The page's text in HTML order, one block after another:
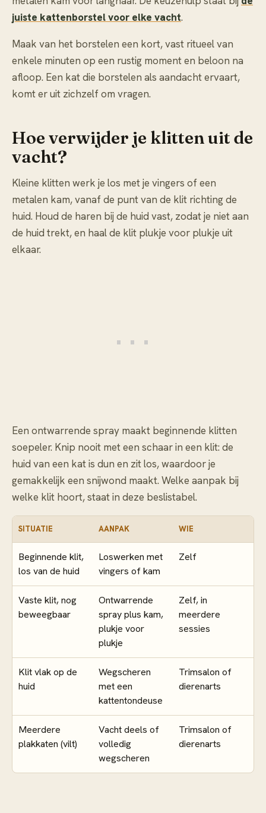
juiste kattenborstel voor elke vacht.
Maak van het borstelen een kort, vast ritueel van
enkele minuten op een rustig moment en beloon na
afloop. Een kat die borstelen als aandacht ervaart,
komt er uit zichzelf om vragen.
Hoe verwijder je klitten uit de
vacht?
Kleine klitten werk je los met je vingers of een
metalen kam, vanaf de punt van de klit richting de
huid. Houd de haren bij de huid vast, zodat je niet aan
de huid trekt, en haal de klit plukje voor plukje uit
elkaar.
Een ontwarrende spray maakt beginnende klitten
soepeler. Knip nooit met een schaar in een klit: de
huid van een kat is dun en zit los, waardoor je
gemakkelijk een snijwond maakt. Welke aanpak bij
welke klit hoort, staat in deze beslistabel.
SITUATIE AANPAK WIE
Beginnende klit,
los van de huid
Loswerken met
vingers of kam
Zelf
Vaste klit, nog
beweegbaar
Ontwarrende
spray plus kam,
plukje voor
plukje
Zelf, in
meerdere
sessies
Klit vlak op de
huid
Wegscheren
met een
kattentondeuse
Trimsalon of
dierenarts
Meerdere
plakkaten (vilt)
Vacht deels of
volledig
wegscheren
Trimsalon of
dierenarts